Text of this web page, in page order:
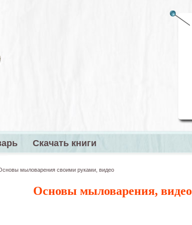
Скачать книги
мыловарения своими руками, видео
Основы мыловарения, видео